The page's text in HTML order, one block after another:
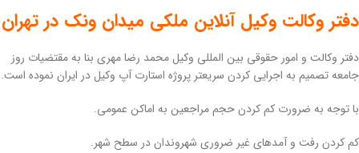
دفتر وکالت وکیل آنلاین ملکی میدان ونک در تهران
دفتر وکالت و امور حقوقی بین المللی وکیل محمد رضا مهری بنا به مقتضیات روز
جامعه تصمیم به اجرایی کردن سریعتر پروژه استارت آپ وکیل در ایران نموده است.
با توجه به ضرورت کم کردن حجم مراجعین به اماکن عمومی.
کم کردن رفت و آمدهای غیر ضروری شهروندان در سطح شهر.